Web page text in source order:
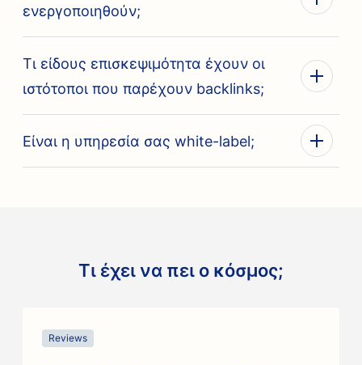
ενεργοποιηθούν;
Τι είδους επισκεψιμότητα έχουν οι
ιστότοποι που παρέχουν backlinks;
Είναι η υπηρεσία σας white-label;
Τι έχει να πει ο κόσμος;
Reviews